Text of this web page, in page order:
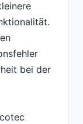
bei der